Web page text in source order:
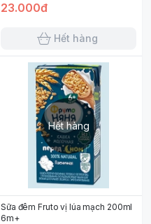
23.000đ
Hết hàng
Hết hàng
Sữa đêm Fruto vị lúa mạch 200ml
6m+